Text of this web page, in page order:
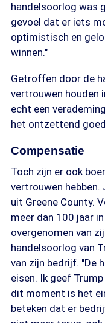
handelsoorlog was
gevoel dat er iets
optimistisch en
winnen."
Getroffen door de
vertrouwen houden
echt een
het ontzettend
Compensatie
Toch zijn er ook
vertrouwen hebben.
uit Greene County.
meer dan 100 jaar
overgenomen van
handelsoorlog van
van zijn bedrijf. "De
eisen. Ik geef
dit moment is het
beteken dat er